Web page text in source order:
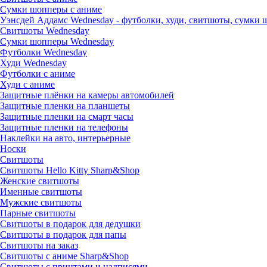
Сумки шопперы с аниме
Уэнсдей Аддамс Wednesday - футболки, худи, свитшоты, сумки
Свитшоты Wednesday
Сумки шопперы Wednesday
Футболки Wednesday
Худи Wednesday
Футболки с аниме
Худи с аниме
Защитные плёнки на камеры автомобилей
Защитные пленки на планшеты
Защитные пленки на смарт часы
Защитные пленки на телефоны
Наклейки на авто, интерьерные
Носки
Свитшоты
Cвитшоты Hello Kitty Sharp&Shop
Женские свитшоты
Именные свитшоты
Мужские свитшоты
Парные свитшоты
Свитшоты в подарок для дедушки
Свитшоты в подарок для папы
Свитшоты на заказ
Свитшоты с аниме Sharp&Shop